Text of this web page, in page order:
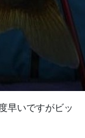
早いですがビッ